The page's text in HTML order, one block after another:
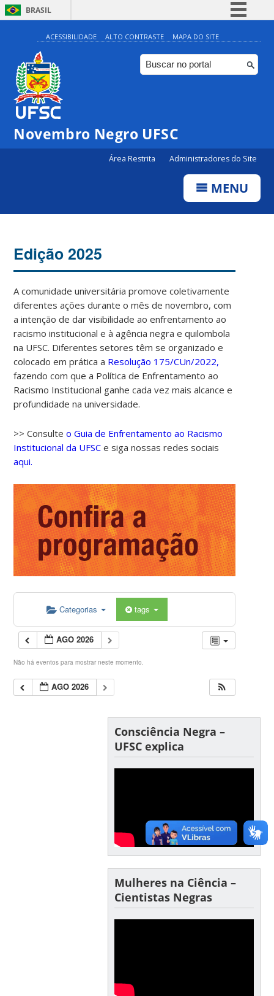
BRASIL
Simplifique!
Comunica BR
Participe
ACESSIBILIDADE ALTO CONTRASTE MAPA DO SITE
Novembro Negro UFSC
Área Restrita Administradores do Site
MENU
Edição 2025
A comunidade universitária promove coletivamente
diferentes ações durante o mês de novembro, com
a intenção de dar visibilidade ao enfrentamento ao
racismo institucional e à agência negra e quilombola
na UFSC. Diferentes setores têm se organizado e
colocado em prática a Resolução 175/CUn/2022,
fazendo com que a Política de Enfrentamento ao
Racismo Institucional ganhe cada vez mais alcance e
profundidade na universidade.
>> Consulteo Guia de Enfrentamento ao Racismo
Institucional da UFSC e siga nossas redes sociais
aqui.
Categorias tags
AGO 2026
Não há eventos para mostrar neste momento.
AGO 2026
Consciência Negra –
UFSC explica
Mulheres na Ciência –
Cientistas Negras